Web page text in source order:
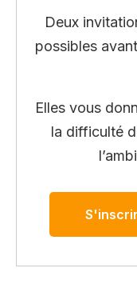
Deux
possibles
Elles vous
la difficulté